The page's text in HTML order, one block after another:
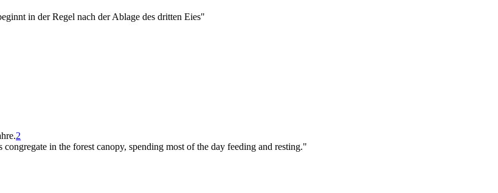
in der Regel nach der Ablage des dritten Eies"
2
in the forest canopy, spending most of the day feeding and resting."